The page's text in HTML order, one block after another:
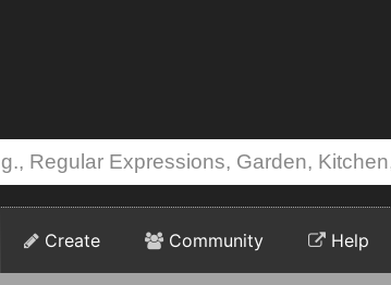
Create Community Help